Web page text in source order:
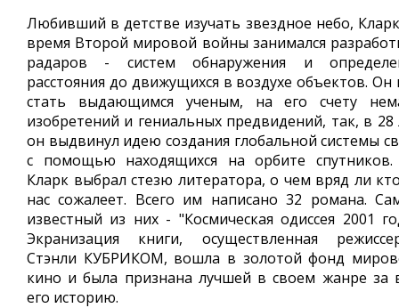
Любивший в детстве изучать звездное небо,
время Второй мировой войны занимался
радаров - систем обнаружения и
расстояния до движущихся в воздухе объектов. Он
стать выдающимся ученым, на его счету
изобретений и гениальных предвидений, так, в 28
он выдвинул идею создания глобальной системы
с помощью находящихся на орбите
Кларк выбрал стезю литератора, о чем вряд ли
нас сожалеет. Всего им написано 32 романа.
известный из них - "Космическая одиссея 2001
Экранизация книги, осуществленная
Стэнли КУБРИКОМ, вошла в золотой фонд
кино и была признана лучшей в своем жанре за
его историю.